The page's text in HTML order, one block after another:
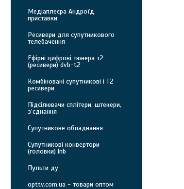
Медіаплеєра Андроїд
приставки
Ресивери для супутникового
телебачення
Ефірні цифрові тюнера т2
(ресивери) dvb-t2
Комбіновані супутникові і Т2
ресивери
Підсілювачи сплітери, штекери,
з’єднання
Супутникове обладнання
Супутникові конвертори
(головки) lnb
Пульти ду
opttv.com.ua - товари оптом